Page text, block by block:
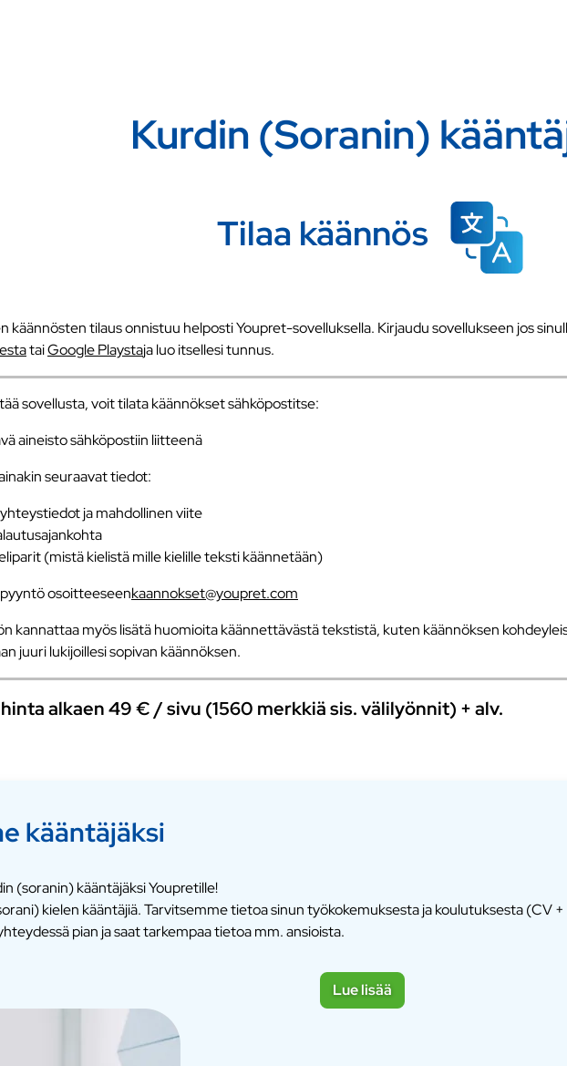
Kurdin (Soranin)
Tilaa käännös
tilaus onnistuu helposti Youpret-sovelluksella. Kirjaudu sovellukseen jos
taiGoogle Playstaja luo itsellesi tunnus.
sovellusta, voit tilata käännökset sähköpostitse:
aineisto sähköpostiin liitteenä
seuraavat tiedot:
ja mahdollinen viite
(mistä kielistä mille kielille teksti käännetään)
osoitteeseenkaannokset@youpret.com
kannattaa myös lisätä huomioita käännettävästä tekstistä, kuten käännöksen
juuri lukijoillesi sopivan käännöksen.
alkaen 49 € / sivu (1560 merkkiä sis. välilyönnit) + alv.
kääntäjäksi
(soranin) kääntäjäksi Youpretille!
kielen kääntäjiä. Tarvitsemme tietoa sinun työkokemuksesta ja koulutuksesta (CV
pian ja saat tarkempaa tietoa mm. ansioista.
Lue lisää